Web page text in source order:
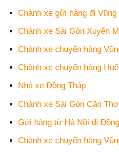
Chành xe gửi hàng đi Vũng
Chành xe Sài Gòn Xuyên
Chành xe chuyển hàng
Chành xe chuyển hàng
Nhà xe Đồng Tháp
Chành xe Sài Gòn Cần Thơ
Gửi hàng từ Hà Nội đi
Chành xe chuyển hàng